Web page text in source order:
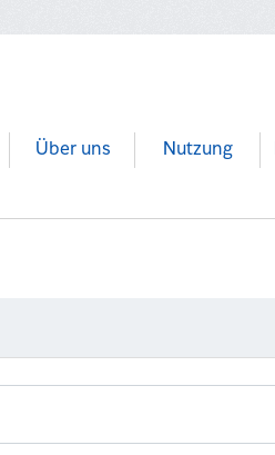
Über uns Nutzung